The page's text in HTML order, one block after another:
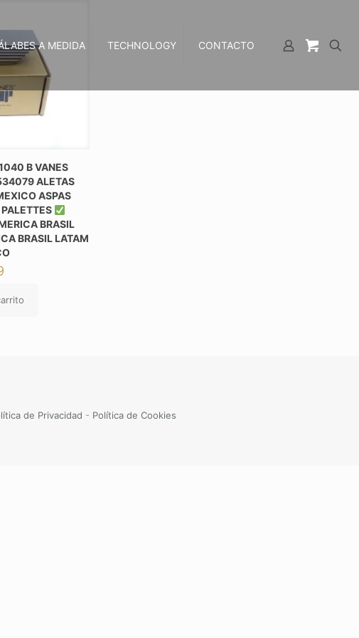
A MEDIDA TECHNOLOGY CONTACTO
B VANES
ALETAS
ASPAS
BRASIL
BRASIL LATAM
de Privacidad - Política de Cookies